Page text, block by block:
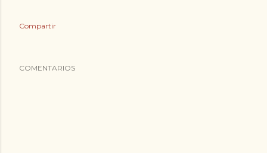
Compartir
COMENTARIOS